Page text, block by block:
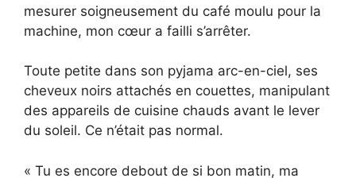
mesurer soigneusement du café moulu pour la
machine, mon cœur a failli s’arrêter.
Toute petite dans son pyjama arc-en-ciel, ses
cheveux noirs attachés en couettes, manipulant
des appareils de cuisine chauds avant le lever
du soleil. Ce n’était pas normal.
« Tu es encore debout de si bon matin, ma